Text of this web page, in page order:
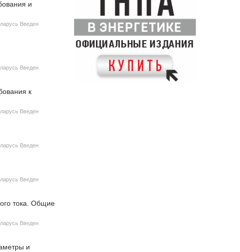
и
Введен
Введен
к
Введен
Введен
Введен
тока. Общие
Введен
и